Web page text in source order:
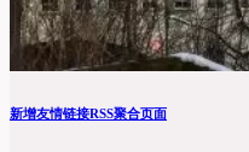
新增友情链接RSS聚合页面